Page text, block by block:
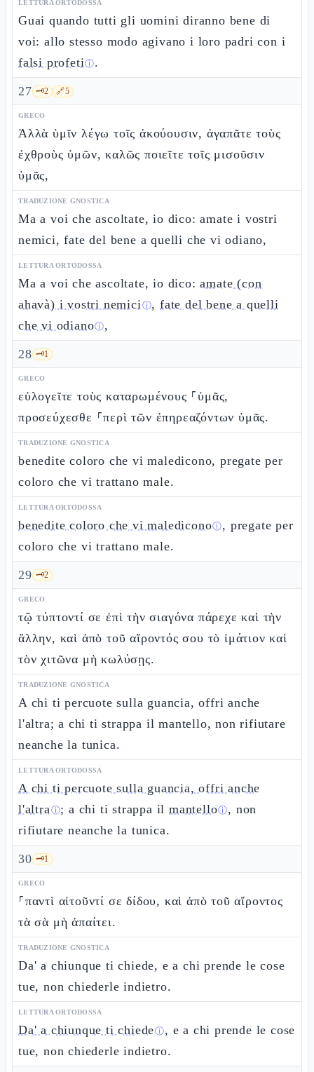
LETTURA ORTODOSSA
Guai quando tutti gli uomini diranno bene di
voi: allo stesso modo agivano i loro padri con i
falsi profetiⓘ.
27 🗝️2 🔗5
GRECO
Ἀλλὰ ὑμῖν λέγω τοῖς ἀκούουσιν, ἀγαπᾶτε τοὺς
ἐχθροὺς ὑμῶν, καλῶς ποιεῖτε τοῖς μισοῦσιν
ὑμᾶς,
TRADUZIONE GNOSTICA
Ma a voi che ascoltate, io dico: amate i vostri
nemici, fate del bene a quelli che vi odiano,
LETTURA ORTODOSSA
Ma a voi che ascoltate, io dico:amate (con
ahavà) i vostri nemiciⓘ,fate del bene a quelli
che vi odianoⓘ,
28 🗝️1
GRECO
εὐλογεῖτε τοὺς καταρωμένους ⸀ὑμᾶς,
προσεύχεσθε ⸀περὶ τῶν ἐπηρεαζόντων ὑμᾶς.
TRADUZIONE GNOSTICA
benedite coloro che vi maledicono, pregate per
coloro che vi trattano male.
LETTURA ORTODOSSA
benedite coloro che vi malediconoⓘ, pregate per
coloro che vi trattano male.
29 🗝️2
GRECO
τῷ τύπτοντί σε ἐπὶ τὴν σιαγόνα πάρεχε καὶ τὴν
ἄλλην, καὶ ἀπὸ τοῦ αἴροντός σου τὸ ἱμάτιον καὶ
τὸν χιτῶνα μὴ κωλύσῃς.
TRADUZIONE GNOSTICA
A chi ti percuote sulla guancia, offri anche
l'altra; a chi ti strappa il mantello, non rifiutare
neanche la tunica.
LETTURA ORTODOSSA
A chi ti percuote sulla guancia, offri anche
l'altraⓘ; a chi ti strappa ilmantelloⓘ, non
rifiutare neanche la tunica.
30 🗝️1
GRECO
⸀παντὶ αἰτοῦντί σε δίδου, καὶ ἀπὸ τοῦ αἴροντος
τὰ σὰ μὴ ἀπαίτει.
TRADUZIONE GNOSTICA
Da' a chiunque ti chiede, e a chi prende le cose
tue, non chiederle indietro.
LETTURA ORTODOSSA
Da' a chiunque ti chiedeⓘ, e a chi prende le cose
tue, non chiederle indietro.